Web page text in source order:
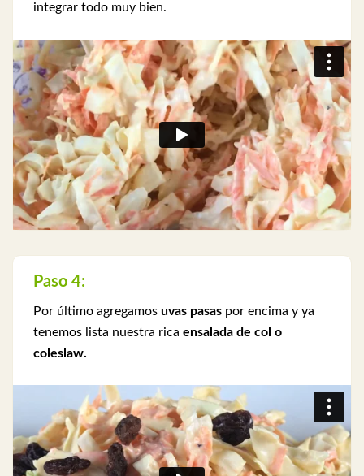
integrar todo muy bien.
Paso 4:
Por último agregamos uvas pasas por encima y ya
tenemos lista nuestra rica ensalada de col o
coleslaw.